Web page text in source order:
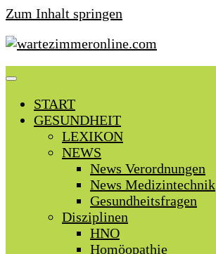
Zum Inhalt springen
START
GESUNDHEIT
LEXIKON
NEWS
News Verordnungen
News Medizintechnik
Gesundheitsfragen
Disziplinen
HNO
Homöopathie